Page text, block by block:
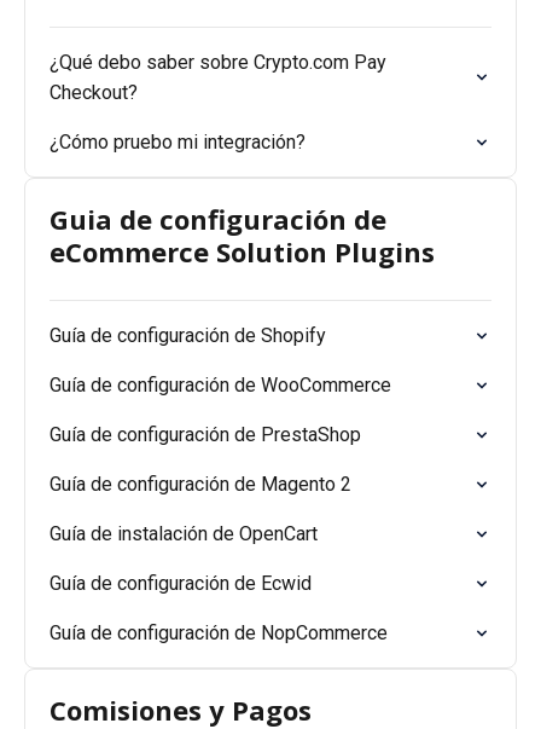
¿Qué debo saber sobre Crypto.com Pay
Checkout?
¿Cómo pruebo mi integración?
Guia de configuración de
eCommerce Solution Plugins
Guía de configuración de Shopify
Guía de configuración de WooCommerce
Guía de configuración de PrestaShop
Guía de configuración de Magento 2
Guía de instalación de OpenCart
Guía de configuración de Ecwid
Guía de configuración de NopCommerce
Comisiones y Pagos